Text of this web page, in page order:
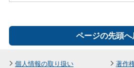
ページの先頭へ
個人情報の取り扱い 著作